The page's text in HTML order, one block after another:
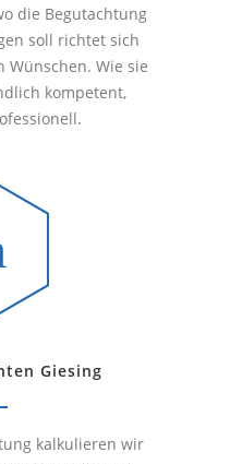
die Begutachtung
soll richtet sich
Wünschen. Wie sie
kompetent,
Giesing
kalkulieren wir